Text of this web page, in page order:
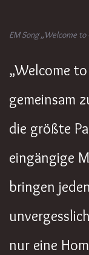
EM Song „Welcome to
„Welcome
gemeinsam
die größte
eingängige
bringen
nur eine